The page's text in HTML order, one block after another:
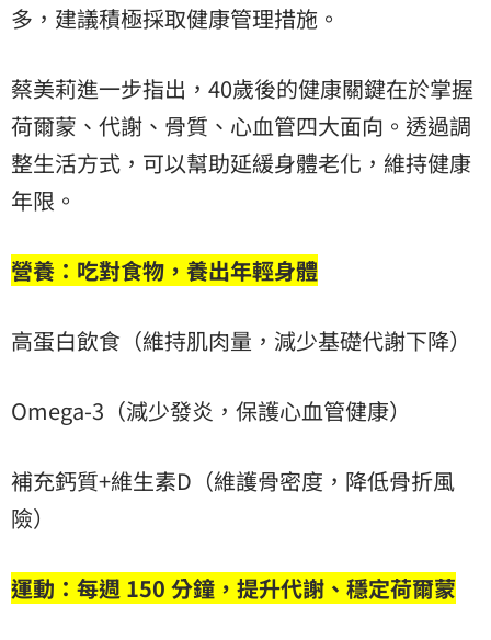
多，建議積極採取健康管理措施。
蔡美莉進一步指出，40歲後的健康關鍵在於掌握
荷爾蒙、代謝、骨質、心血管四大面向。透過調
整生活方式，可以幫助延緩身體老化，維持健康
年限。
營養：吃對食物，養出年輕身體
高蛋白飲食（維持肌肉量，減少基礎代謝下降）
Omega-3（減少發炎，保護心血管健康）
補充鈣質+維生素D（維護骨密度，降低骨折風
險）
運動：每週 150 分鐘，提升代謝、穩定荷爾蒙